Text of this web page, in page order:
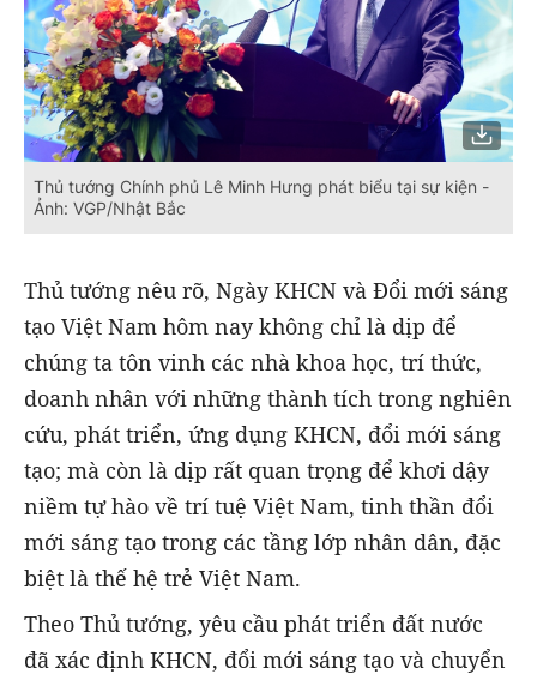
Thủ tướng Chính phủ Lê Minh Hưng phát biểu tại sự kiện -
Ảnh: VGP/Nhật Bắc
Thủ tướng nêu rõ, Ngày KHCN và Đổi mới sáng
tạo Việt Nam hôm nay không chỉ là dịp để
chúng ta tôn vinh các nhà khoa học, trí thức,
doanh nhân với những thành tích trong nghiên
cứu, phát triển, ứng dụng KHCN, đổi mới sáng
tạo; mà còn là dịp rất quan trọng để khơi dậy
niềm tự hào về trí tuệ Việt Nam, tinh thần đổi
mới sáng tạo trong các tầng lớp nhân dân, đặc
biệt là thế hệ trẻ Việt Nam.
Theo Thủ tướng, yêu cầu phát triển đất nước
đã xác định KHCN, đổi mới sáng tạo và chuyển